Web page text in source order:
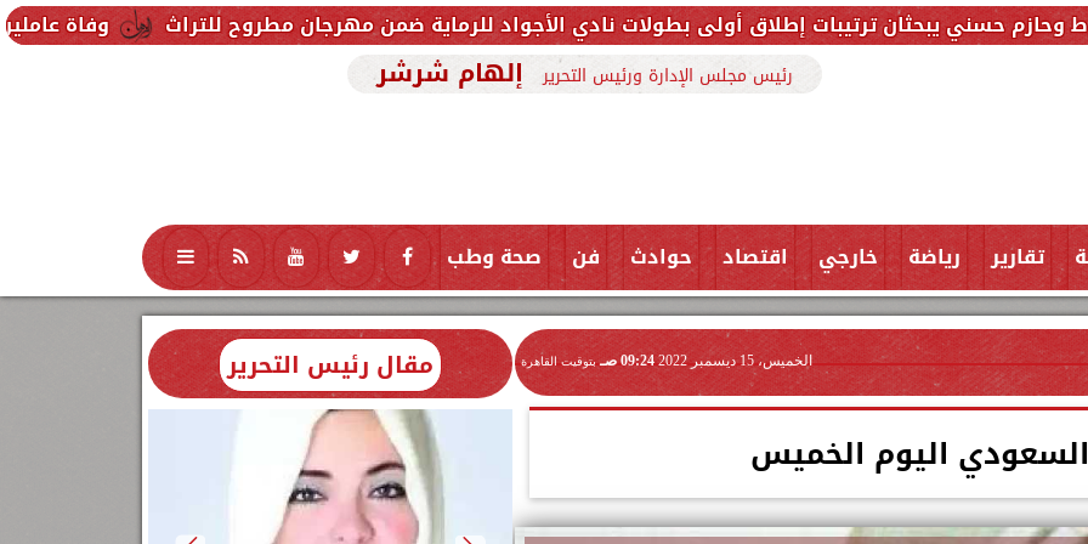
وفاة عاملين متأثرين ترتيبات إطلاق أولى بطولات نادي الأجواد للرماية ضمن مهرجان مطروح للتراث
رئيس مجلس الإدارة ورئيس التحرير إلهام شرشر
تقارير رياضة خارجي اقتصاد حوادث فن صحة وطب تكنولوجيا منوعات محافظات
الخميس، 15 ديسمبر 2022 09:24 صـ بتوقيت القاهرة
اليوم الخميس
مقال رئيس التحرير